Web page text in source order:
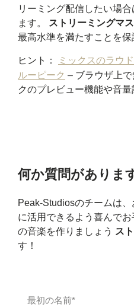
リーミング配信したい場
ます。
ストリーミングマ
最高水準を満たすことを保
ヒント：
ミックスのラウ
ルーピーク – ブラウザ上
クのプレビュー機能や音量
何か質問がありま
Peak-Studiosのチームは
に活用できるよう喜んで
の音楽を作りましょう ス
す！